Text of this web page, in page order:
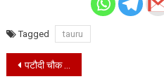
Tagged tauru
Post
पटौदी चौक के पास महिला से दुष्कर्म